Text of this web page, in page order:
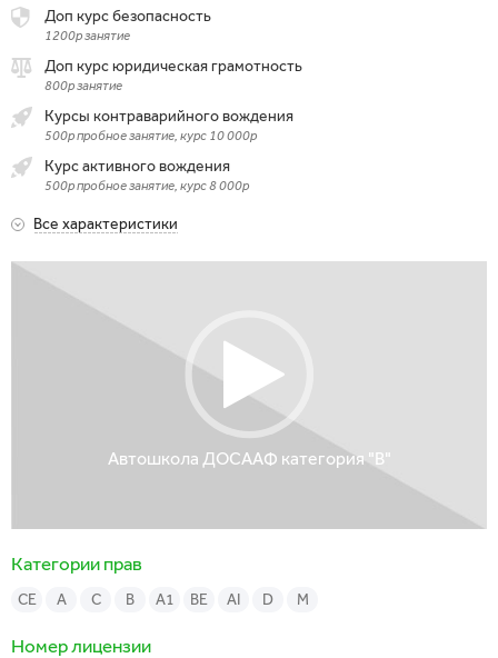
Доп курс безопасность
1200р занятие
Доп курс юридическая грамотность
800р занятие
Курсы контраварийного вождения
500р пробное занятие, курс 10 000р
Курс активного вождения
500р пробное занятие, курс 8 000р
Все характеристики
Автошкола ДОСААФ категория "B"
Категории прав
CE A C B A1 BE АI D M
Номер лицензии